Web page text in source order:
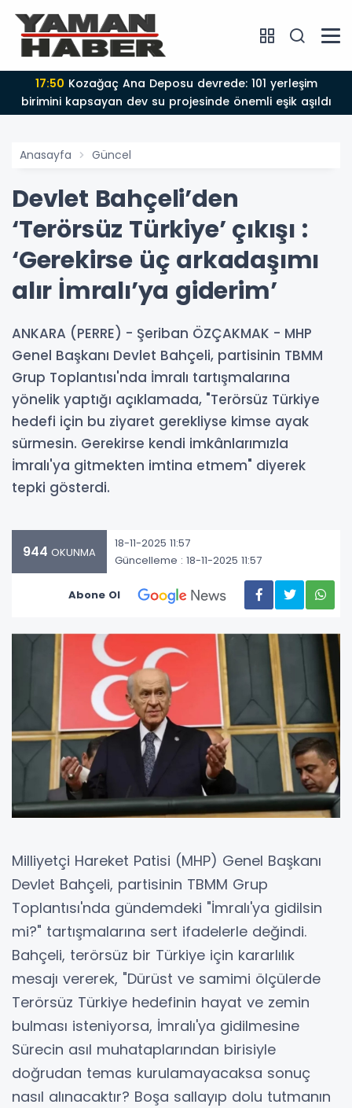
17:50
birimini kapsayan dev su projesinde önemli eşik aşıldı
Anasayfa Güncel
Devlet Bahçeli’den
‘Terörsüz Türkiye’ çıkışı :
‘Gerekirse üç arkadaşımı
alır İmralı’ya giderim’
ANKARA (PERRE) - Şeriban ÖZÇAKMAK - MHP
Genel Başkanı Devlet Bahçeli, partisinin TBMM
Grup Toplantısı'nda İmralı tartışmalarına
yönelik yaptığı açıklamada, "Terörsüz Türkiye
hedefi için bu ziyaret gerekliyse kimse ayak
sürmesin. Gerekirse kendi imkânlarımızla
İmralı'ya gitmekten imtina etmem" diyerek
tepki gösterdi.
944 OKUNMA
18-11-2025 11:57
Güncelleme : 18-11-2025 11:57
Abone Ol
Milliyetçi Hareket Patisi (MHP) Genel Başkanı
Devlet Bahçeli, partisinin TBMM Grup
Toplantısı'nda gündemdeki "İmralı'ya gidilsin
mi?" tartışmalarına sert ifadelerle değindi.
Bahçeli, terörsüz bir Türkiye için kararlılık
mesajı vererek, "Dürüst ve samimi ölçülerde
Terörsüz Türkiye hedefinin hayat ve zemin
bulması isteniyorsa, İmralı'ya gidilmesine
Sürecin asıl muhataplarından birisiyle
doğrudan temas kurulamayacaksa sonuç
nasıl alınacaktır? Boşa sallayıp dolu tutmanın